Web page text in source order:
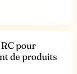
pour
de produits